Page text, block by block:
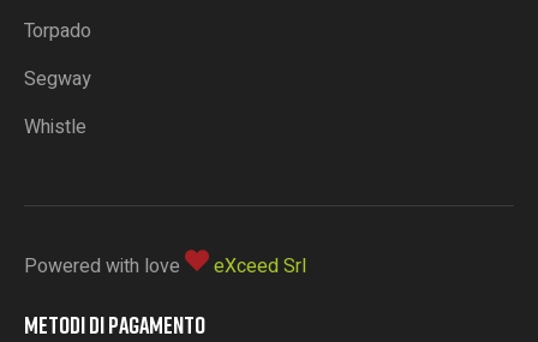
Torpado
Segway
Whistle
Powered with love
eXceed Srl
METODI DI PAGAMENTO